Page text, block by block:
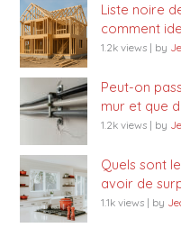
Liste noire
comment
1.2k views | by
Peut-on
mur et que
1.2k views | by
Quels sont
avoir de
1.1k views | by